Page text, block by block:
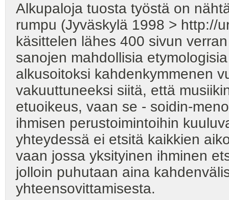
Alkupaloja tuosta työstä on
rumpu (Jyväskylä 1998 > http://
käsittelen lähes 400 sivun
sanojen mahdollisia
alkusoitoksi kahdenkymmenen
vakuuttuneeksi siitä, että
etuoikeus, vaan se - soidin-
ihmisen perustoimintoihin
yhteydessä ei etsitä kaikkien
vaan jossa yksityinen ihminen
jolloin puhutaan aina
yhteensovittamisesta.